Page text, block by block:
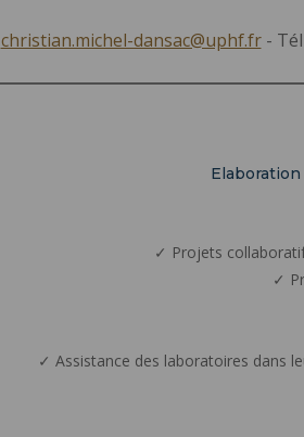
christian.michel-dansac@uphf.fr- Tél
✓ Projets
✓
✓ Assistance des laboratoires dans